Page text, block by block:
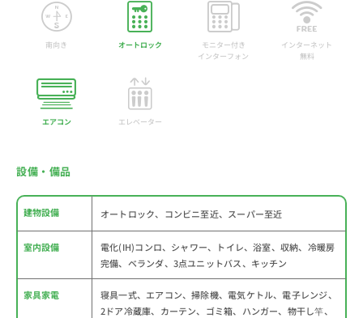
南向き オートロック
モニター付き
インターフォン
インターネット
無料
エアコン エレベーター
設備・備品
建物設備 オートロック、コンビニ至近、スーパー至近
室内設備
電化(IH)コンロ、シャワー、トイレ、浴室、収納、冷暖房
完備、ベランダ、3点ユニットバス、キッチン
家具家電
寝具一式、エアコン、掃除機、電気ケトル、電子レンジ、
2ドア冷蔵庫、カーテン、ゴミ箱、ハンガー、物干し竿、